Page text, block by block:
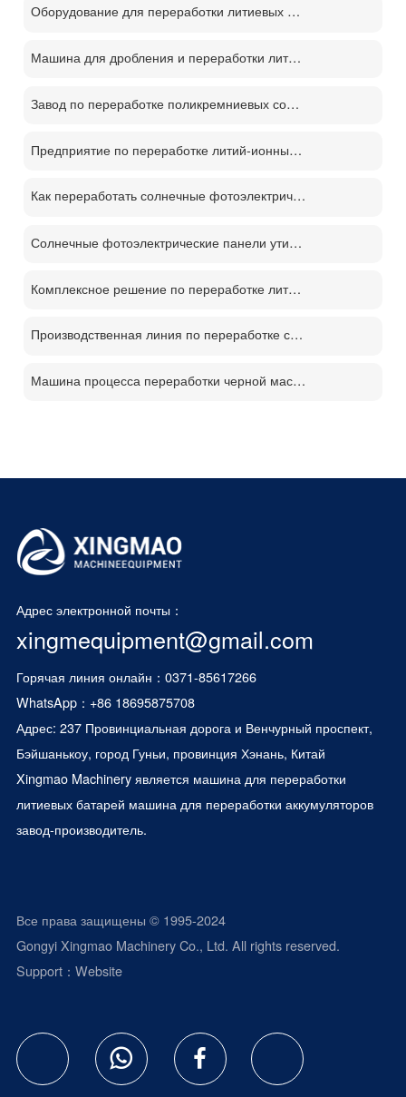
Оборудование для переработки литиевых батарей демонтаж отслуживших свой срок батарей процесс переработки м
Машина для дробления и переработки литиевых батарей
Завод по переработке поликремниевых солнечных панелей PV
Предприятие по переработке литий-ионных аккумуляторов
Как переработать солнечные фотоэлектрические панели？
Солнечные фотоэлектрические панели утилизации машина цена
Комплексное решение по переработке литиевых батарей
Производственная линия по переработке солнечных панелей PV
Машина процесса переработки черной массы батареи
Адрес электронной почты：
xingmequipment@gmail.com
Горячая линия онлайн：0371-85617266
WhatsApp： +86 18695875708
Адрес: 237 Провинциальная дорога и Венчурный проспект,
Бэйшанькоу, город Гуньи, провинция Хэнань, Китай
Xingmao Machinery является машина для переработки
литиевых батарей машина для переработки аккумуляторов
завод-производитель.
Все права защищены © 1995-2024
Gongyi Xingmao Machinery Co., Ltd. All rights reserved.
Support： Website